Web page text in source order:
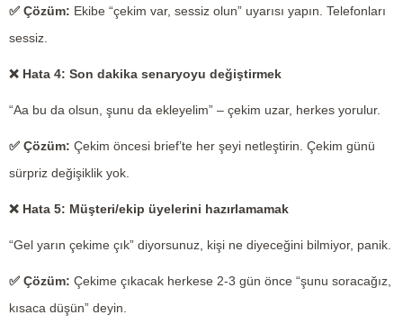
✅ Çözüm: Ekibe “çekim var, sessiz olun” uyarısı yapın. Telefonları
sessiz.
❌ Hata 4: Son dakika senaryoyu değiştirmek
“Aa bu da olsun, şunu da ekleyelim” – çekim uzar, herkes yorulur.
✅ Çözüm: Çekim öncesi brief’te her şeyi netleştirin. Çekim günü
sürpriz değişiklik yok.
❌ Hata 5: Müşteri/ekip üyelerini hazırlamamak
“Gel yarın çekime çık” diyorsunuz, kişi ne diyeceğini bilmiyor, panik.
✅ Çözüm: Çekime çıkacak herkese 2-3 gün önce “şunu soracağız,
kısaca düşün” deyin.